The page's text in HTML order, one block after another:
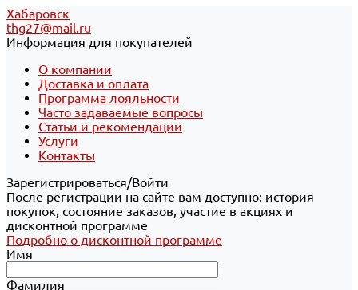
Хабаровск
thg27@mail.ru
Информация для покупателей
О компании
Доставка и оплата
Программа лояльности
Часто задаваемые вопросы
Статьи и рекомендации
Услуги
Контакты
Зарегистрироваться/Войти
После регистрации на сайте вам доступно: история
покупок, состояние заказов, участие в акциях и
дисконтной программе
Подробно о дисконтной программе
Имя
Фамилия